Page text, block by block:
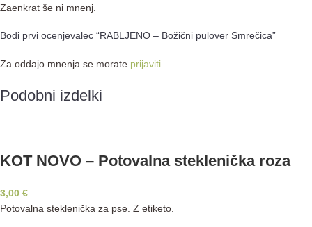
Zaenkrat še ni mnenj.
Bodi prvi ocenjevalec “RABLJENO – Božični pulover Smrečica”
Za oddajo mnenja se morate prijaviti
Podobni izdelki
KOT NOVO – Potovalna steklenička roza
3,00 €
Potovalna steklenička za pse. Z etiketo.